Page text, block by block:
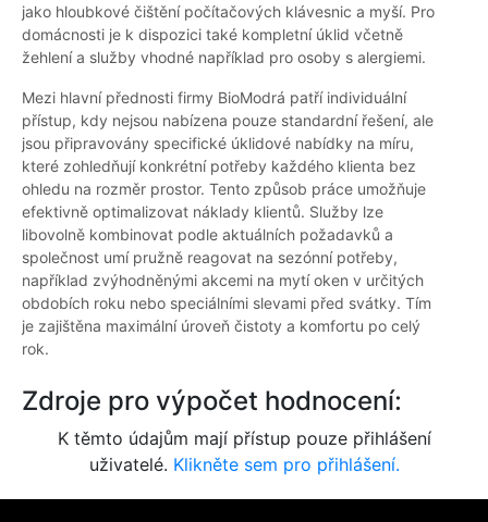
jako hloubkové čištění počítačových klávesnic a myší. Pro
domácnosti je k dispozici také kompletní úklid včetně
žehlení a služby vhodné například pro osoby s alergiemi.
Mezi hlavní přednosti firmy BioModrá patří individuální
přístup, kdy nejsou nabízena pouze standardní řešení, ale
jsou připravovány specifické úklidové nabídky na míru,
které zohledňují konkrétní potřeby každého klienta bez
ohledu na rozměr prostor. Tento způsob práce umožňuje
efektivně optimalizovat náklady klientů. Služby lze
libovolně kombinovat podle aktuálních požadavků a
společnost umí pružně reagovat na sezónní potřeby,
například zvýhodněnými akcemi na mytí oken v určitých
obdobích roku nebo speciálními slevami před svátky. Tím
je zajištěna maximální úroveň čistoty a komfortu po celý
rok.
Zdroje pro výpočet hodnocení:
K těmto údajům mají přístup pouze přihlášení
uživatelé. Klikněte sem pro přihlášení.